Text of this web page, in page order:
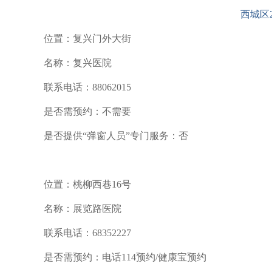
西城区
位置：复兴门外大街
名称：复兴医院
联系电话：88062015
是否需预约：不需要
是否提供“弹窗人员”专门服务：否
位置：桃柳西巷16号
名称：展览路医院
联系电话：68352227
是否需预约：电话114预约/健康宝预约